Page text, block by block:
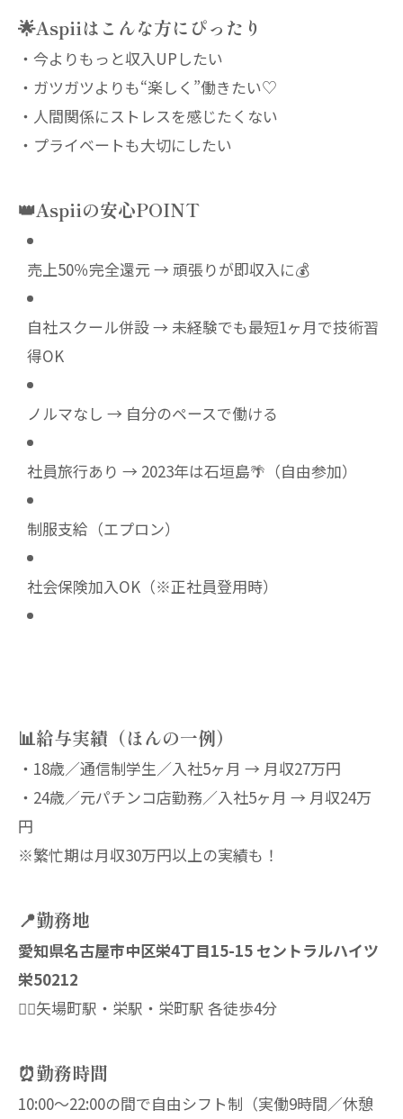
🌟Aspiiはこんな方にぴったり
・今よりもっと収入UPしたい
・ガツガツよりも“楽しく”働きたい♡
・人間関係にストレスを感じたくない
・プライベートも大切にしたい
👑Aspiiの安心POINT
売上50％完全還元 → 頑張りが即収入に💰
自社スクール併設 → 未経験でも最短1ヶ月で技術習
得OK
ノルマなし → 自分のペースで働ける
社員旅行あり → 2023年は石垣島🌴（自由参加）
制服支給（エプロン）
社会保険加入OK（※正社員登用時）
📊給与実績（ほんの一例）
・18歳／通信制学生／入社5ヶ月 → 月収27万円
・24歳／元パチンコ店勤務／入社5ヶ月 → 月収24万
円
※繁忙期は月収30万円以上の実績も！
📍勤務地
愛知県名古屋市中区栄4丁目15-15 セントラルハイツ
栄50212
🚶‍♀️矢場町駅・栄駅・栄町駅 各徒歩4分
⏰勤務時間
10:00〜22:00の間で自由シフト制（実働9時間／休憩